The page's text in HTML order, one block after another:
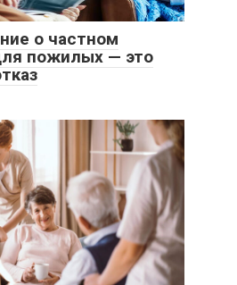
о частном
пожилых — это